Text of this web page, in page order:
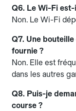
Q6. Le Wi-Fi
Non. Le Wi-Fi
Q7. Une
fournie ?
Non. Elle est
dans les autres
Q8. Puis-je
course ?